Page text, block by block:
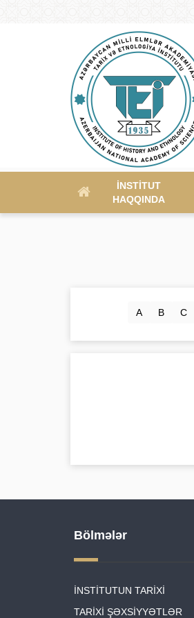
İNSTITUT
HAQQINDA
A B C
Bölmələr
İNSTİTUTUN TARİXİ
TARİXİ ŞƏXSİYYƏTLƏR